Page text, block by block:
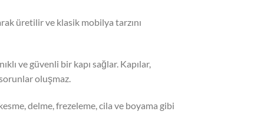
üretilir ve klasik mobilya tarzını
ve güvenli bir kapı sağlar. Kapılar,
sorunlar oluşmaz.
delme, frezeleme, cila ve boyama gibi